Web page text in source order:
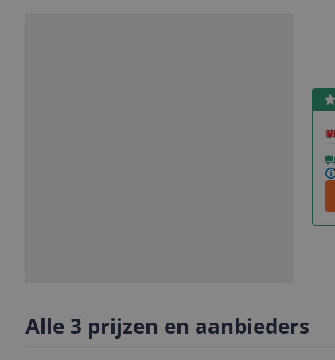
Alle 3 prijzen en aanbieders